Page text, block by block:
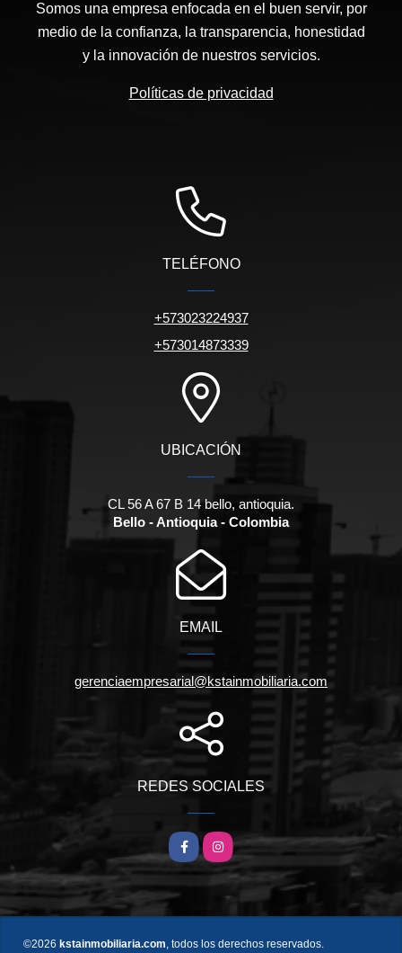
Somos una empresa enfocada en el buen servir, por
medio de la confianza, la transparencia, honestidad
y la innovación de nuestros servicios.
Políticas de privacidad
TELÉFONO
+573023224937
+573014873339
UBICACIÓN
CL 56 A 67 B 14 bello, antioquia.
Bello - Antioquia - Colombia
EMAIL
gerenciaempresarial@kstainmobiliaria.com
REDES SOCIALES
FacebookInstagram
©2026 kstainmobiliaria.com, todos los derechos reservados.